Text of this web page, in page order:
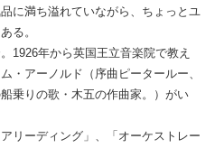
に満ち溢れていながら、ちょっとユ
る。
1926年から英国王立音楽院で教え
・アーノルド（序曲ピータールー、
乗りの歌・木五の作曲家。）がい
リーディング」、「オーケストレー